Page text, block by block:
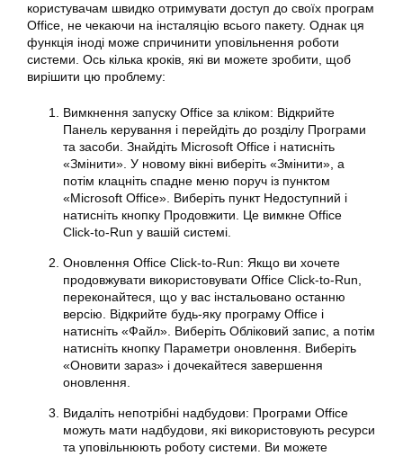
користувачам швидко отримувати доступ до своїх програм
Office, не чекаючи на інсталяцію всього пакету. Однак ця
функція іноді може спричинити уповільнення роботи
системи. Ось кілька кроків, які ви можете зробити, щоб
вирішити цю проблему:
Вимкнення запуску Office за кліком: Відкрийте
Панель керування і перейдіть до розділу Програми
та засоби. Знайдіть Microsoft Office і натисніть
«Змінити». У новому вікні виберіть «Змінити», а
потім клацніть спадне меню поруч із пунктом
«Microsoft Office». Виберіть пункт Недоступний і
натисніть кнопку Продовжити. Це вимкне Office
Click-to-Run у вашій системі.
Оновлення Office Click-to-Run: Якщо ви хочете
продовжувати використовувати Office Click-to-Run,
переконайтеся, що у вас інстальовано останню
версію. Відкрийте будь-яку програму Office і
натисніть «Файл». Виберіть Обліковий запис, а потім
натисніть кнопку Параметри оновлення. Виберіть
«Оновити зараз» і дочекайтеся завершення
оновлення.
Видаліть непотрібні надбудови: Програми Office
можуть мати надбудови, які використовують ресурси
та уповільнюють роботу системи. Ви можете